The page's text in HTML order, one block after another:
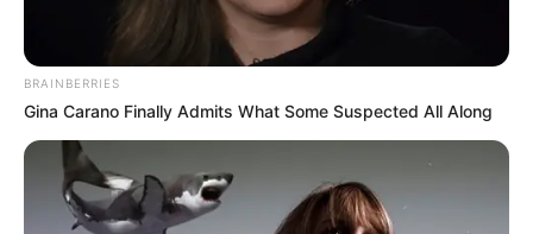
BRAINBERRIES
Gina Carano Finally Admits What Some Suspected All Along